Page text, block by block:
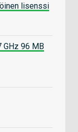
lisenssi
GHz 96 MB